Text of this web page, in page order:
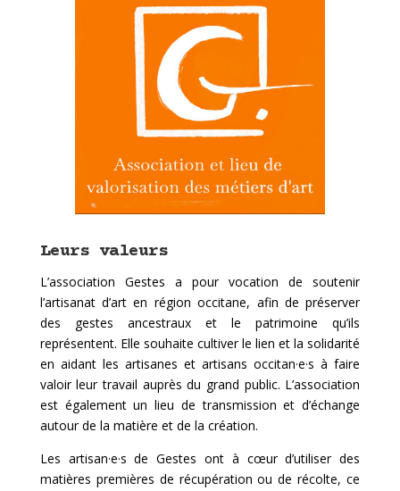
Leurs valeurs
L’association Gestes a pour vocation de soutenir
l’artisanat d’art en région occitane, afin de préserver
des gestes ancestraux et le patrimoine qu’ils
représentent. Elle souhaite cultiver le lien et la solidarité
en aidant les artisanes et artisans occitan·e·s à faire
valoir leur travail auprès du grand public. L’association
est également un lieu de transmission et d’échange
autour de la matière et de la création.
Les artisan·e·s de Gestes ont à cœur d’utiliser des
matières premières de récupération ou de récolte, ce